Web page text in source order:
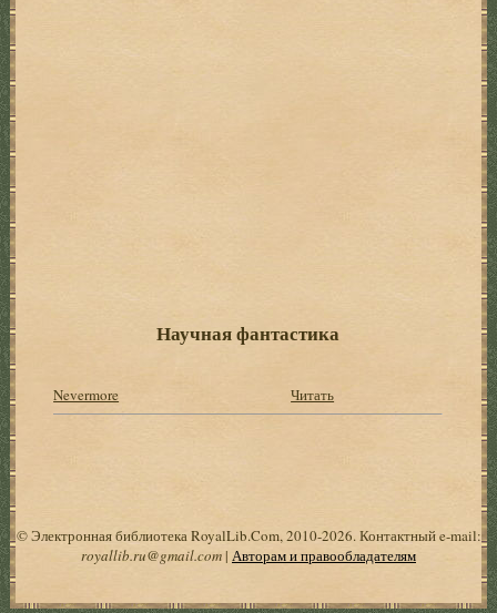
Научная фантастика
Nevermore Читать
© Электронная библиотека RoyalLib.Com, 2010-2026. Контактный e-mail:
royallib.ru@gmail.com| Авторам и правообладателям